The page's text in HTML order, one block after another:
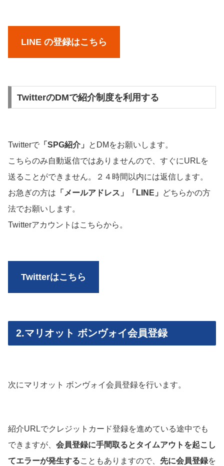
LINE の登録はこちら
TwitterのDMで紹介制度を利用する
Twitterで 「SPG紹介」
とDMをお願いします。
こちらのみ自動返信ではありませんので、すぐにURLを
送ることができません。２４時間以内には返信します。
お急ぎの方は 「メールアドレス」「LINE」
どちらかの方
法でお願いします。
Twitterアカウントはこちらから。
Twitterはこちら
2.マリオット ボンヴォイ会員登録
次にマリオット ボンヴォイ会員登録を行います。
紹介URLでクレジットカード登録を進めている途中でも
できますが、 会員登録に手間取るとタイムアウトを起こし
てエラーが発生することもありますので、 先に会員登録を